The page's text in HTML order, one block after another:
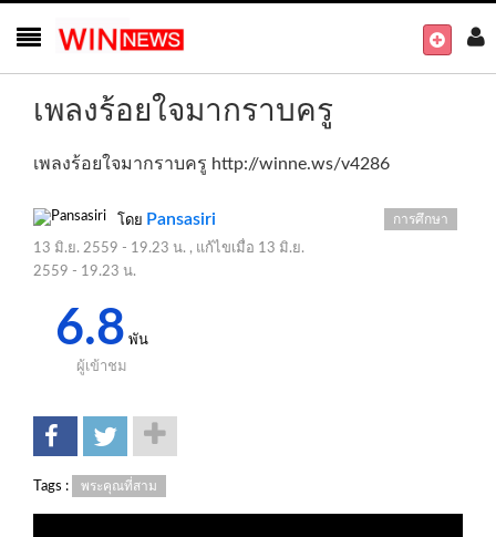
เพลงร้อยใจมากราบครู
เพลงร้อยใจมากราบครู http://winne.ws/v4286
โดย Pansasiri
13 มิ.ย. 2559 - 19.23 น. , แก้ไขเมื่อ 13 มิ.ย.
2559 - 19.23 น.
การศึกษา
6.8 พัน
ผู้เข้าชม
Tags : พระคุณที่สาม